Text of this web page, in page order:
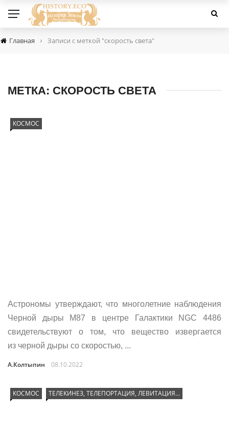
Главная › Записи с меткой "скорость света"
МЕТКА: СКОРОСТЬ СВЕТА
КОСМОС
Астрономы утверждают, что многолетние наблюдения
Черной дыры M87 в центре Галактики NGC 4486
свидетельствуют о том, что вещество извергается
из черной дыры со скоростью, ...
А.Колтыпин 08.10.2022
КОСМОС ТЕЛЕКИНЕЗ, ТЕЛЕПОРТАЦИЯ, ЛЕВИТАЦИЯ…